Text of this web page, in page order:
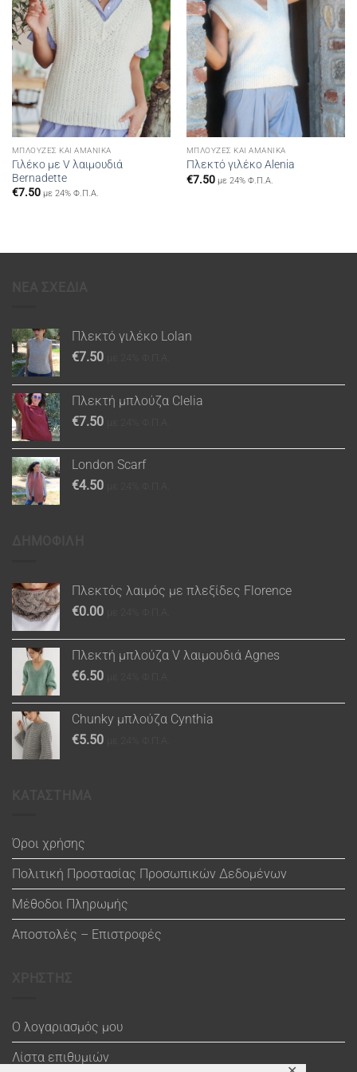
ΜΠΛΟΎΖΕΣ ΚΑΙ ΑΜΆΝΙΚΑ
Γιλέκο με V λαιμουδιά
Bernadette
€7.50 με 24% Φ.Π.Α.
ΜΠΛΟΎΖΕΣ ΚΑΙ ΑΜΆΝΙΚΑ
Πλεκτό γιλέκο Alenia
€7.50 με 24% Φ.Π.Α.
Πλεκτό γιλέκο Lolan
€7.50
Πλεκτή μπλούζα Clelia
€7.50
London Scarf
€4.50
Πλεκτός λαιμός με πλεξίδες Florence
€0.00
Πλεκτή μπλούζα V λαιμουδιά Agnes
€6.50
Chunky μπλούζα Cynthia
€5.50
Όροι χρήσης
Πολιτική Προστασίας Προσωπικών Δεδομένων
Μέθοδοι Πληρωμής
Αποστολές – Επιστροφές
Ο λογαριασμός μου
Λίστα επιθυμιών